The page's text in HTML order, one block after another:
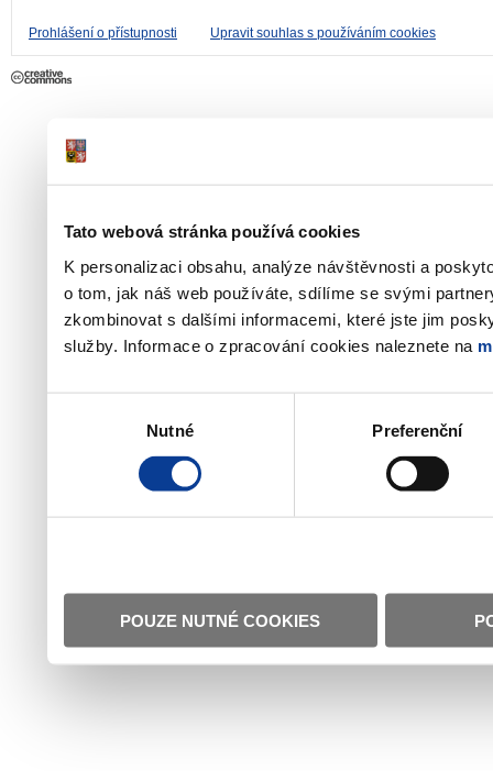
Tato webová stránka používá cookies
K personalizaci obsahu, analýze návštěvnosti a
o tom, jak náš web používáte, sdílíme se svými
zkombinovat s dalšími informacemi, které jste jim
služby. Informace o zpracování cookies naleznete na
Nutné Preferenční
POUZE NUTNÉ COOKIES
Prohlášení o přístupnosti Upravit souhlas s používáním cookies